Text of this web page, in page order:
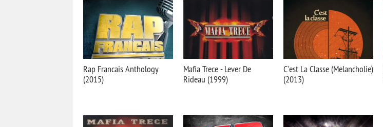
Rap Francais Anthology
(2015)
Mafia Trece - Lever De
Rideau (1999)
С'est La Classe (Melancholie)
(2013)